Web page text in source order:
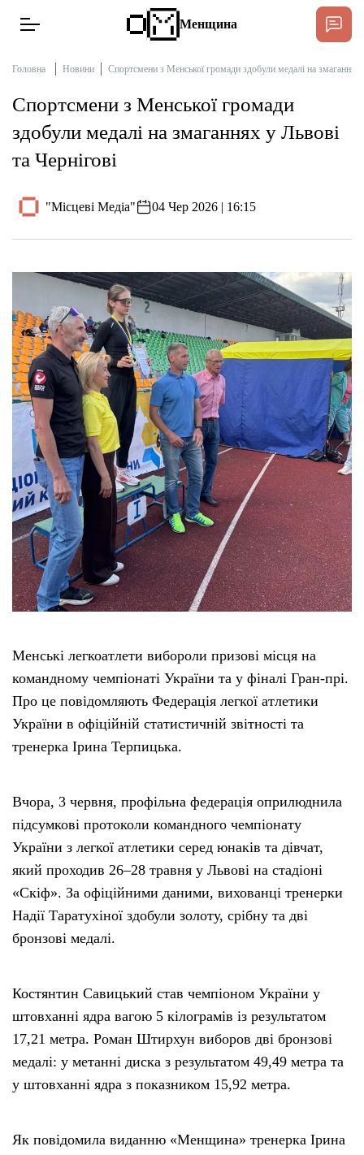
Новини
Інтерв’ю
Тексти
Про нас
Бюджет
Тендери
Довідник
Контакти
Рекламні прайси
Підтримати «місцевих»
Підтримати
Менщина
Головна Новини Спортсмени з Менської громади здобули медалі на змаганнях
Спортсмени з Менської громади
здобули медалі на змаганнях у Львові
та Чернігові
"Місцеві Медіа" 04 Чер 2026 | 16:15
Менські легкоатлети вибороли призові місця на
командному чемпіонаті України та у фіналі Гран-прі.
Про це повідомляють Федерація легкої атлетики
України в офіційній статистичній звітності та
тренерка Ірина Терпицька.
Вчора, 3 червня, профільна федерація оприлюднила
підсумкові протоколи командного чемпіонату
України з легкої атлетики серед юнаків та дівчат,
який проходив 26–28 травня у Львові на стадіоні
«Скіф». За офіційними даними, вихованці тренерки
Надії Таратухіної здобули золоту, срібну та дві
бронзові медалі.
Костянтин Савицький став чемпіоном України у
штовханні ядра вагою 5 кілограмів із результатом
17,21 метра. Роман Штирхун виборов дві бронзові
медалі: у метанні диска з результатом 49,49 метра та
у штовханні ядра з показником 15,92 метра.
Як повідомила виданню «Менщина» тренерка Ірина